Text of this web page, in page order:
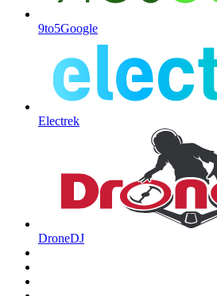
9to5Google
Electrek
DroneDJ